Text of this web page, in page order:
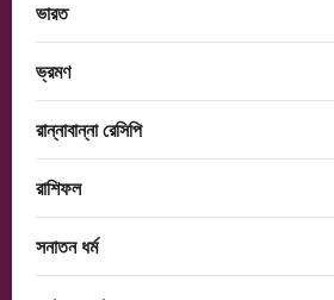
ভারত
ভ্রমণ
রান্নাবান্না রেসিপি
রাশিফল
সনাতন ধর্ম